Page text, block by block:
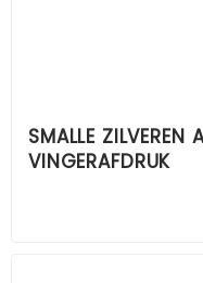
SMALLE ZILVEREN
VINGERAFDRUK